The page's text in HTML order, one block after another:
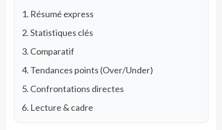
Résumé express
Statistiques clés
Comparatif
Tendances points (Over/Under)
Confrontations directes
Lecture & cadre